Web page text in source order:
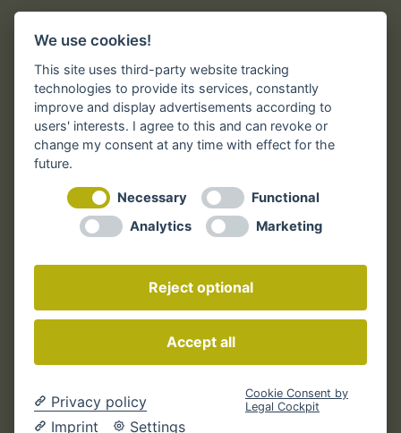
Rechtliches
Impressum
AGB der Druckindustrie
AGB – Online
Widerrufsbelehrung
Zum Widerrufsformular
We use cookies!
This site uses third-party website tracking
technologies to provide its services, constantly
improve and display advertisements according to
users' interests. I agree to this and can revoke or
change my consent at any time with effect for the
future.
Necessary
Functional
Analytics
Marketing
Reject optional
Accept all
Privacy policy
Imprint
Settings
Cookie Consent by
Legal Cockpit